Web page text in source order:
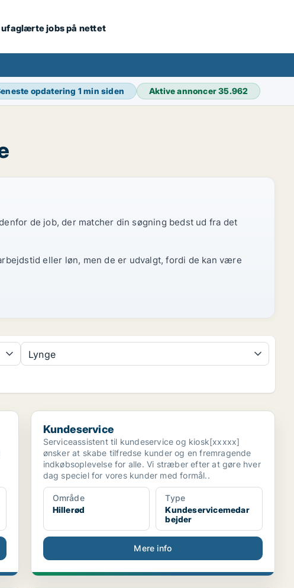
ufaglærte jobs på nettet
opdatering 1 min siden Aktive annoncer35.962
de job, der matcher din søgning bedst ud fra det
eller løn, men de er udvalgt, fordi de kan være
Lynge
Kundeservice
Kundeservice
Serviceassistent til kundeservice og kiosk[xxxxx]
ønsker at skabe tilfredse kunder og en fremragende
indkøbsoplevelse for alle. Vi stræber efter at gøre hver
dag speciel for vores kunder med formål..
Område
Hillerød
Type
Kundeservicemedar
bejder
Mere info